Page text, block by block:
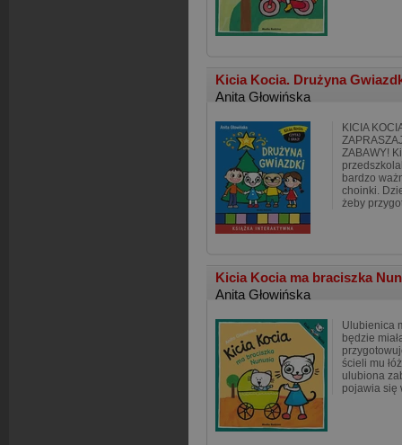
Kicia Kocia. Drużyna
Anita Głowińska
KICIA
ZABAWY!
bardzo
choinki.
żeby
Kicia Kocia ma braciszka
Anita Głowińska
Ulubienica
będzie
ścieli mu
ulubiona
pojawia się